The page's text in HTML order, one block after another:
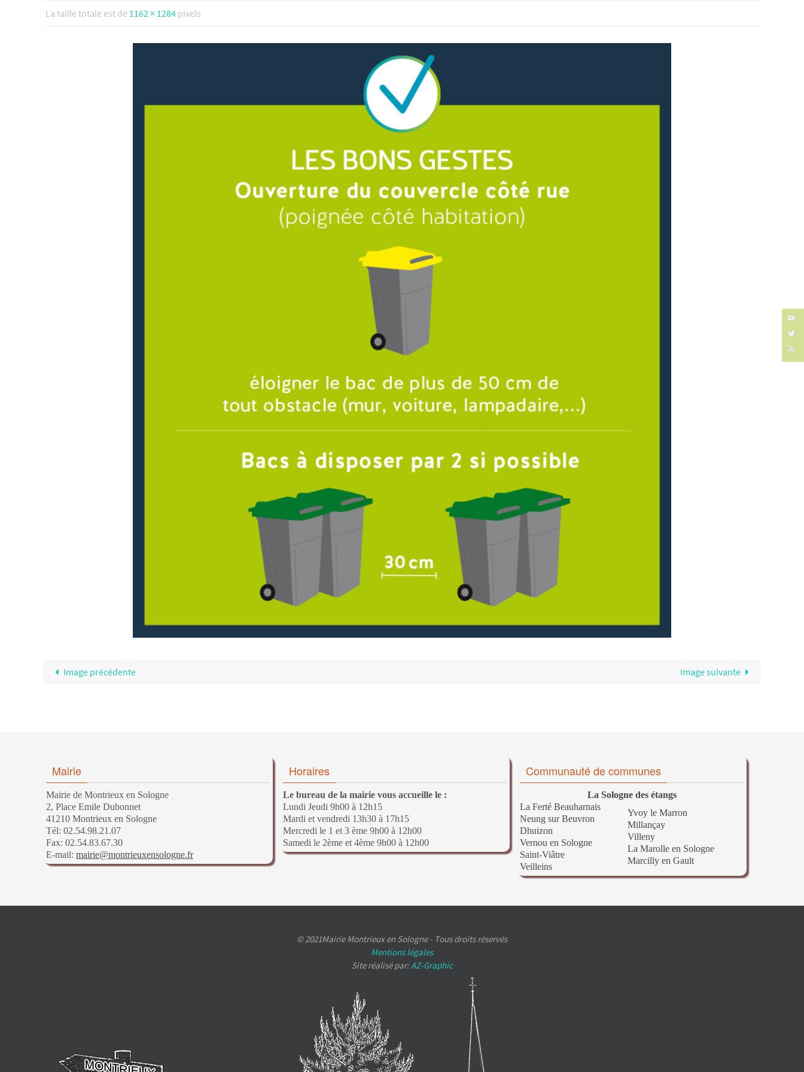
La taille totale est de 1162 × 1284 pixels
Image précédente Image suivante
Mairie
Mairie de Montrieux en Sologne
2, Place Emile Dubonnet
41210 Montrieux en Sologne
Tél: 02.54.98.21.07
Fax: 02.54.83.67.30
E-mail: mairie@montrieuxensologne.fr
Horaires
Le bureau de la mairie vous accueille le :
Lundi Jeudi 9h00 à 12h15
Mardi et vendredi 13h30 à 17h15
Mercredi le 1 et 3 ème 9h00 à 12h00
Samedi le 2ème et 4ème 9h00 à 12h00
Communauté de communes
La Sologne des étangs
La Ferté Beauharnais
Neung sur Beuvron
Dhuizon
Vernou en Sologne
Saint-Viâtre
Veilleins
Yvoy le Marron
Millançay
Villeny
La Marolle en Sologne
Marcilly en Gault
© 2021Mairie Montrieux en Sologne - Tous droits réservés
Mentions légales
Site réalisé par:AZ-Graphic